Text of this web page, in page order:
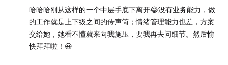
- 管理者本身也是一个好的管理者
- 反问他，你的过去最好的业务成果是啥
- 团队里新老成员比例，如果高质的老员工占比很高，说明
管理者比较靠谱
哈哈哈刚从这样的一个中层手底下离开😂没有业务能力，做
的工作就是上下级之间的传声筒；情绪管理能力也差，方案
交给她，她看不懂就来向我施压，要我再去问细节。然后愉
快拜拜啦！😃